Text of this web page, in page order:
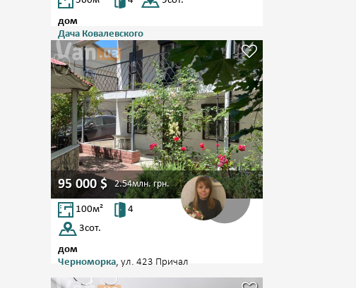
дом
Дача Ковалевского
, ул. Дача ковалевского
95 000 $ 2.54млн.грн.
100м²
4
3сот.
дом
Черноморка, ул. 423 Причал